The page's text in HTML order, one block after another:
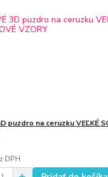
puzdro na ceruzku VEĽKÉ
DPH